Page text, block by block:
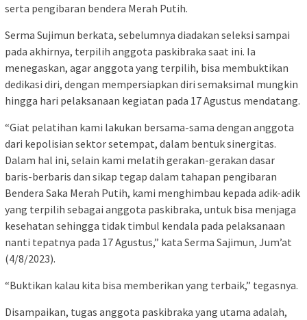
serta pengibaran bendera Merah Putih.
Serma Sujimun berkata, sebelumnya diadakan seleksi sampai
pada akhirnya, terpilih anggota paskibraka saat ini. Ia
menegaskan, agar anggota yang terpilih, bisa membuktikan
dedikasi diri, dengan mempersiapkan diri semaksimal mungkin
hingga hari pelaksanaan kegiatan pada 17 Agustus mendatang.
“Giat pelatihan kami lakukan bersama-sama dengan anggota
dari kepolisian sektor setempat, dalam bentuk sinergitas.
Dalam hal ini, selain kami melatih gerakan-gerakan dasar
baris-berbaris dan sikap tegap dalam tahapan pengibaran
Bendera Saka Merah Putih, kami menghimbau kepada adik-adik
yang terpilih sebagai anggota paskibraka, untuk bisa menjaga
kesehatan sehingga tidak timbul kendala pada pelaksanaan
nanti tepatnya pada 17 Agustus,” kata Serma Sajimun, Jum’at
(4/8/2023).
“Buktikan kalau kita bisa memberikan yang terbaik,” tegasnya.
Disampaikan, tugas anggota paskibraka yang utama adalah,